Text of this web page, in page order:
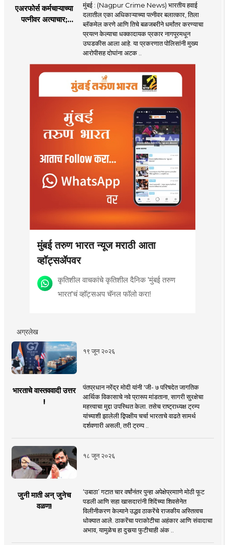
एअरफोर्स कर्मचाऱ्याच्या
पत्नीवर अत्याचार;
मुंबई : (Nagpur Crime News) भारतीय हवाई
दलातील एका अधिकाऱ्याच्या पत्नीवर बलात्कार, तिला
ब्लॅकमेल करणे आणि तिचे बळजबरीने धर्मांतर करण्याचा
प्रयत्न केल्याचा धक्कादायक प्रकार नागपूरमधून
उघडकीस आला आहे. या प्रकरणात पोलिसांनी मुख्य
आरोपीसह दोघांना अटक ..
मुंबई तरुण भारत न्यूज मराठी आता
व्हॉट्सॲपवर
कृतिशील वाचकांचे कृतिशील दैनिक 'मुंबई तरुण
भारत'चं व्हॉट्सअप चॅनल फॉलो करा!
अग्रलेख
१९ जून २०२६
भारताचे वास्तववादी उत्तर
!
पंतप्रधान नरेंद्र मोदी यांनी 'जी- ७ परिषदेत जागतिक
आर्थिक विकासाचे नवे प्रारूप मांडताना, सागरी सुरक्षेचा
महत्त्वाचा मुद्दा उपस्थित केला. तसेच राष्ट्राध्यक्ष ट्रम्प
यांच्याशी झालेली द्विपक्षीय चर्चा भारताचे वाढते सामर्थ
दर्शवणारी असली, तरी ट्रम्प ..
१८ जून २०२६
जुनी माती अन् जुनेच
वळण!
‘उबाठा’ गटात चार वर्षांनंतर पुन्हा अपेक्षेप्रमााणे मोठी फूट
पडली आणि सहा खासदारांनी शिंदेंच्या शिवसेनेत
विलीनीकरण केल्याने उद्धव ठाकरेंचे राजकीय अस्तित्वच
धोक्यात आले. ठाकरेंचा पराकोटीचा अहंकार आणि संवादाचा
अभाव, यामुळेच हा दुसर्‍या फुटीचाही अंक ..